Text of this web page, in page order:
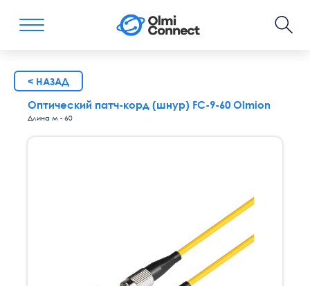
< НАЗАД
Оптический патч-корд (шнур) FC-9-60 Olmion
Длина м - 60